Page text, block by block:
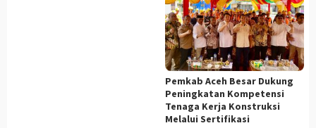
Pemkab Aceh Besar Dukung
Peningkatan Kompetensi
Tenaga Kerja Konstruksi
Melalui Sertifikasi